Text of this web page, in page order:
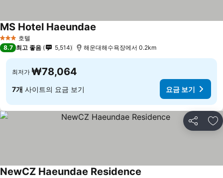
3 성급 호텔
MS Hotel Haeundae
8.7 최고 좋음 5,514 해운대해수욕장에서 0.2km
최저가 ₩78,064
7개 사이트의 요금 보기 요금 보기
공유 즐
NewCZ Haeundae Residence